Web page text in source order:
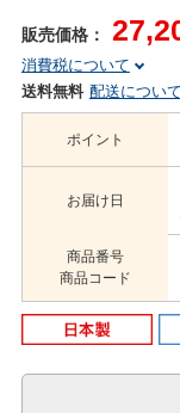
販売価格：
消費税について
送料無料 配送について
ポイント
お届け日
商品番号
商品コード